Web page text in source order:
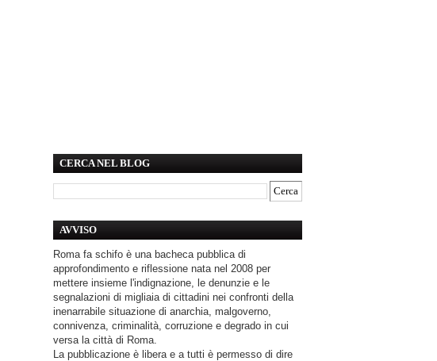
CERCA NEL BLOG
AVVISO
Roma fa schifo è una bacheca pubblica di
approfondimento e riflessione nata nel 2008 per
mettere insieme l'indignazione, le denunzie e le
segnalazioni di migliaia di cittadini nei confronti della
inenarrabile situazione di anarchia, malgoverno,
connivenza, criminalità, corruzione e degrado in cui
versa la città di Roma.
La pubblicazione è libera e a tutti è permesso di dire